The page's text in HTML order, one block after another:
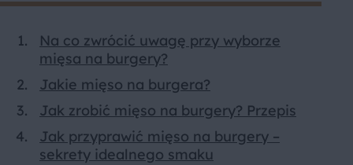
Na co zwrócić uwagę przy wyborze
mięsa na burgery?
Jakie mięso na burgera?
Jak zrobić mięso na burgery? Przepis
Jak przyprawić mięso na burgery –
sekrety idealnego smaku